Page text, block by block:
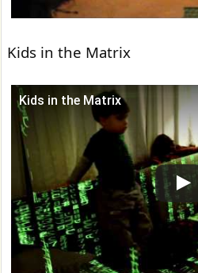
Kids in the Matrix
Kids in the Matrix
この動画を YouTube で視